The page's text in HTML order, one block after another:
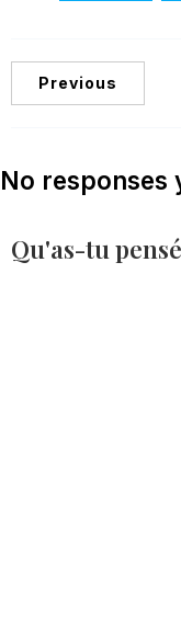
Previous
No responses
Qu'as-tu